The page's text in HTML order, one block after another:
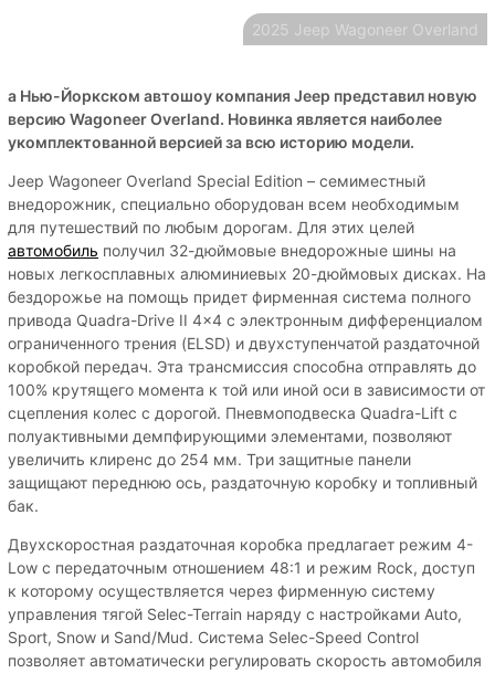
2025 Jeep Wagoneer Overland
а Нью-Йоркском автошоу компания Jeep представил новую
версию Wagoneer Overland. Новинка является наиболее
укомплектованной версией за всю историю модели.
Jeep Wagoneer Overland Special Edition – семиместный
внедорожник, специально оборудован всем необходимым
для путешествий по любым дорогам. Для этих целей
автомобиль получил 32-дюймовые внедорожные шины на
новых легкосплавных алюминиевых 20-дюймовых дисках. На
бездорожье на помощь придет фирменная система полного
привода Quadra-Drive II 4×4 с электронным дифференциалом
ограниченного трения (ELSD) и двухступенчатой раздаточной
коробкой передач. Эта трансмиссия способна отправлять до
100% крутящего момента к той или иной оси в зависимости от
сцепления колес с дорогой. Пневмоподвеска Quadra-Lift с
полуактивными демпфирующими элементами, позволяют
увеличить клиренс до 254 мм. Три защитные панели
защищают переднюю ось, раздаточную коробку и топливный
бак.
Двухскоростная раздаточная коробка предлагает режим 4-
Low с передаточным отношением 48:1 и режим Rock, доступ
к которому осуществляется через фирменную систему
управления тягой Selec-Terrain наряду с настройками Auto,
Sport, Snow и Sand/Mud. Система Selec-Speed Control
позволяет автоматически регулировать скорость автомобиля